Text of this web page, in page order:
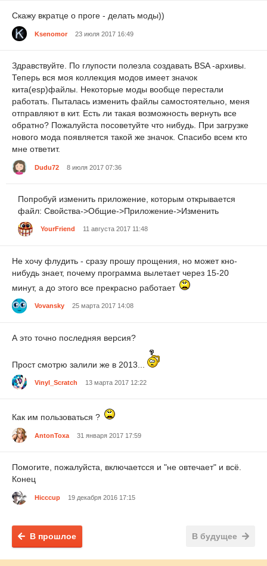
Скажу вкратце о проге - делать моды))
Ksenomor 23 июля 2017 16:49
Здравствуйте. По глупости полезла создавать ВSA -архивы.
Теперь вся моя коллекция модов имеет значок
кита(esp)файлы. Некоторые моды вообще перестали
работать. Пыталась изменить файлы самостоятельно, меня
отправляют в кит. Есть ли такая возможность вернуть все
обратно? Пожалуйста посоветуйте что нибудь. При загрузке
нового мода появляется такой же значок. Спасибо всем кто
мне ответит.
Dudu72 8 июля 2017 07:36
Попробуй изменить приложение, которым открывается
файл: Свойства->Общие->Приложение->Изменить
YourFriend 11 августа 2017 11:48
Не хочу флудить - сразу прошу прощения, но может кно-
нибудь знает, почему программа вылетает через 15-20
минут, а до этого все прекрасно работает
Vovansky 25 марта 2017 14:08
А это точно последняя версия?
Прост смотрю залили же в 2013...
Vinyl_Scratch 13 марта 2017 12:22
Как им пользоваться ?
AntonToxa 31 января 2017 17:59
Помогите, пожалуйста, включаетсся и "не овтечает" и всё.
Конец
Hicccup 19 декабря 2016 17:15
В будущее
В прошлое